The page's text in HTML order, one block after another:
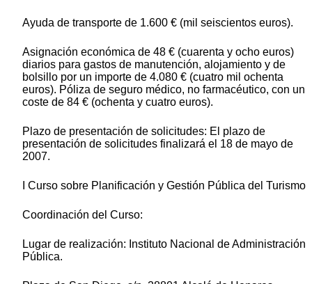
Ayuda de transporte de 1.600 € (mil seiscientos euros).
Asignación económica de 48 € (cuarenta y ocho euros)
diarios para gastos de manutención, alojamiento y de
bolsillo por un importe de 4.080 € (cuatro mil ochenta
euros). Póliza de seguro médico, no farmacéutico, con un
coste de 84 € (ochenta y cuatro euros).
Plazo de presentación de solicitudes: El plazo de
presentación de solicitudes finalizará el 18 de mayo de
2007.
I Curso sobre Planificación y Gestión Pública del Turismo
Coordinación del Curso:
Lugar de realización: Instituto Nacional de Administración
Pública.